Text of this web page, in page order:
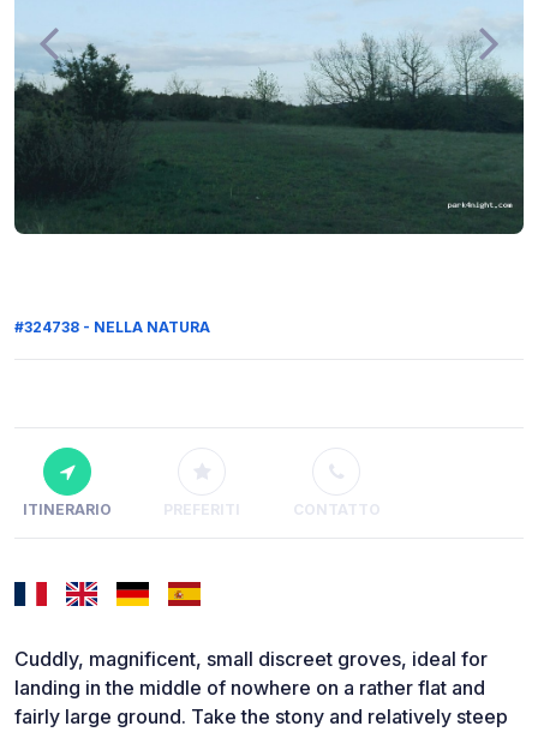
#324738 - NELLA NATURA
ITINERARIO PREFERITI CONTATTO
Cuddly, magnificent, small discreet groves, ideal for
landing in the middle of nowhere on a rather flat and
fairly large ground. Take the stony and relatively steep